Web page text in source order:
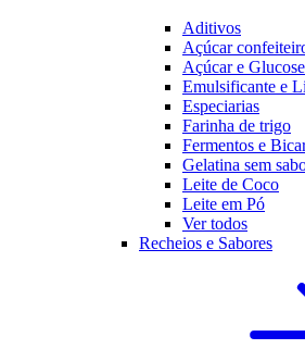
Aditivos
Açúcar
Açúcar e Glucose
Emulsificante e
Especiarias
Farinha de trigo
Fermentos e
Gelatina sem
Leite de Coco
Leite em Pó
Ver todos
Recheios e Sabores